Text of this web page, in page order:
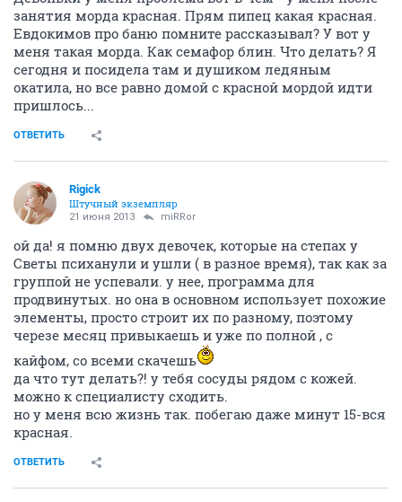
занятия морда красная. Прям пипец какая красная.
Евдокимов про баню помните рассказывал? У вот у
меня такая морда. Как семафор блин. Что делать? Я
сегодня и посидела там и душиком ледяным
окатила, но все равно домой с красной мордой идти
пришлось...
ОТВЕТИТЬ
Rigick
Штучный экземпляр
21 июня 2013 miRRor
ой да! я помню двух девочек, которые на степах у
Светы психанули и ушли ( в разное время), так как за
группой не успевали. у нее, программа для
продвинутых. но она в основном использует похожие
элементы, просто строит их по разному, поэтому
черезе месяц привыкаешь и уже по полной , с
кайфом, со всеми скачешь
да что тут делать?! у тебя сосуды рядом с кожей.
можно к специалисту сходить.
но у меня всю жизнь так. побегаю даже минут 15-вся
красная.
ОТВЕТИТЬ